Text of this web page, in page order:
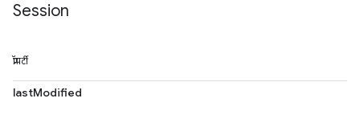
Session
प्रॉपर्टी
lastModified